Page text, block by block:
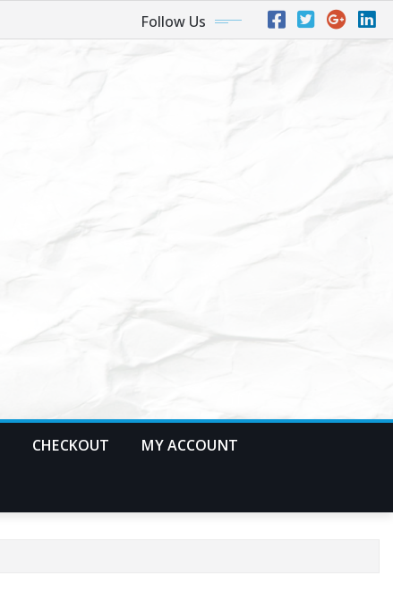
Follow Us
CHECKOUT MY ACCOUNT